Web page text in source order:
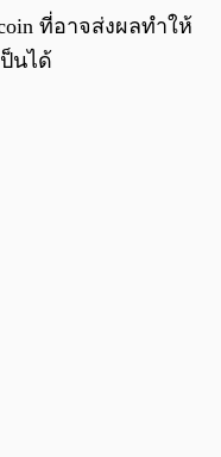
ที่อาจส่งผลทำให้
นได้